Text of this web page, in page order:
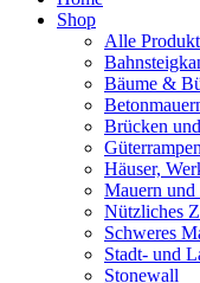
Shop
Alle
Bäume &
Brücken
Häuser,
Mauern und
Nützliches
Schweres
Stadt- und
Stonewall